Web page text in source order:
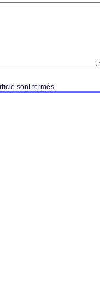
sont fermés